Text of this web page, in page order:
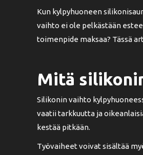
Kun kylpyhuoneen
vaihto ei ole pelkästään
toimenpide maksaa? Tässä
Mitä
Silikonin vaihto
vaatii tarkkuutta ja
kestää pitkään.
Työvaiheet voivat sisältää